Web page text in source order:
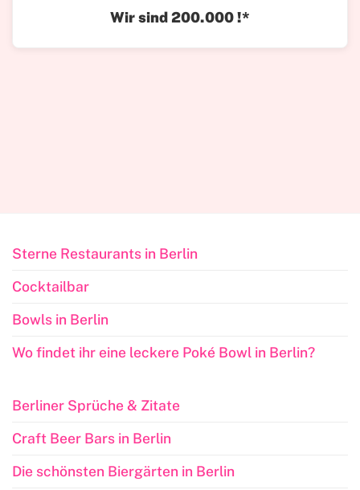
Wir sind 200.000 !*
Sterne Restaurants in Berlin
Cocktailbar
Bowls in Berlin
Wo findet ihr eine leckere Poké Bowl in Berlin?
Berliner Sprüche & Zitate
Craft Beer Bars in Berlin
Die schönsten Biergärten in Berlin